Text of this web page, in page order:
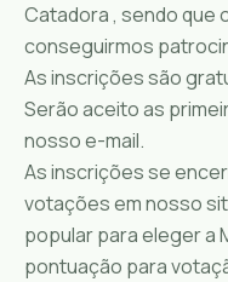
Catadora , sendo que
conseguirmos
As inscrições são
Serão aceito as
nosso e-mail.
As inscrições se
votações em nosso
popular para eleger a
pontuação para